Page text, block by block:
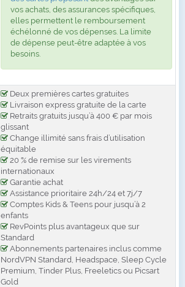
vos achats, des assurances spécifiques,
elles permettent le remboursement
échélonné de vos dépenses. La limite
de dépense peut-être adaptée à vos
besoins.
Deux premières cartes gratuites
Livraison express gratuite de la carte
Retraits gratuits jusqu’à 400 € par mois
glissant
Change illimité sans frais d’utilisation
équitable
20 % de remise sur les virements
internationaux
Garantie achat
Assistance prioritaire 24h/24 et 7j/7
Comptes Kids & Teens pour jusqu’à 2
enfants
RevPoints plus avantageux que sur
Standard
Abonnements partenaires inclus comme
NordVPN Standard, Headspace, Sleep Cycle
Premium, Tinder Plus, Freeletics ou Picsart
Gold